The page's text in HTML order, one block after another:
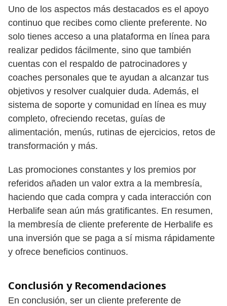
Uno de los aspectos más destacados es el apoyo
continuo que recibes como cliente preferente. No
solo tienes acceso a una plataforma en línea para
realizar pedidos fácilmente, sino que también
cuentas con el respaldo de patrocinadores y
coaches personales que te ayudan a alcanzar tus
objetivos y resolver cualquier duda. Además, el
sistema de soporte y comunidad en línea es muy
completo, ofreciendo recetas, guías de
alimentación, menús, rutinas de ejercicios, retos de
transformación y más.
Las promociones constantes y los premios por
referidos añaden un valor extra a la membresía,
haciendo que cada compra y cada interacción con
Herbalife sean aún más gratificantes. En resumen,
la membresía de cliente preferente de Herbalife es
una inversión que se paga a sí misma rápidamente
y ofrece beneficios continuos.
Conclusión y Recomendaciones
En conclusión, ser un cliente preferente de